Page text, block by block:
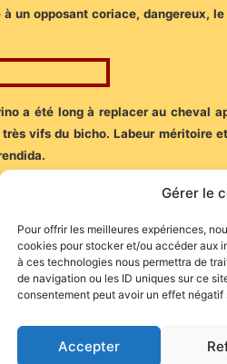
Gérer le
Pour offrir les meilleures expériences,
cookies pour stocker et/ou accéder aux
à ces technologies nous permettra de
de navigation ou les ID uniques sur ce
consentement peut avoir un effet
Accepter
un opposant coriace, dangereux,
a été long à replacer au cheval
vifs du bicho. Labeur méritoire
de réussir le desquite au